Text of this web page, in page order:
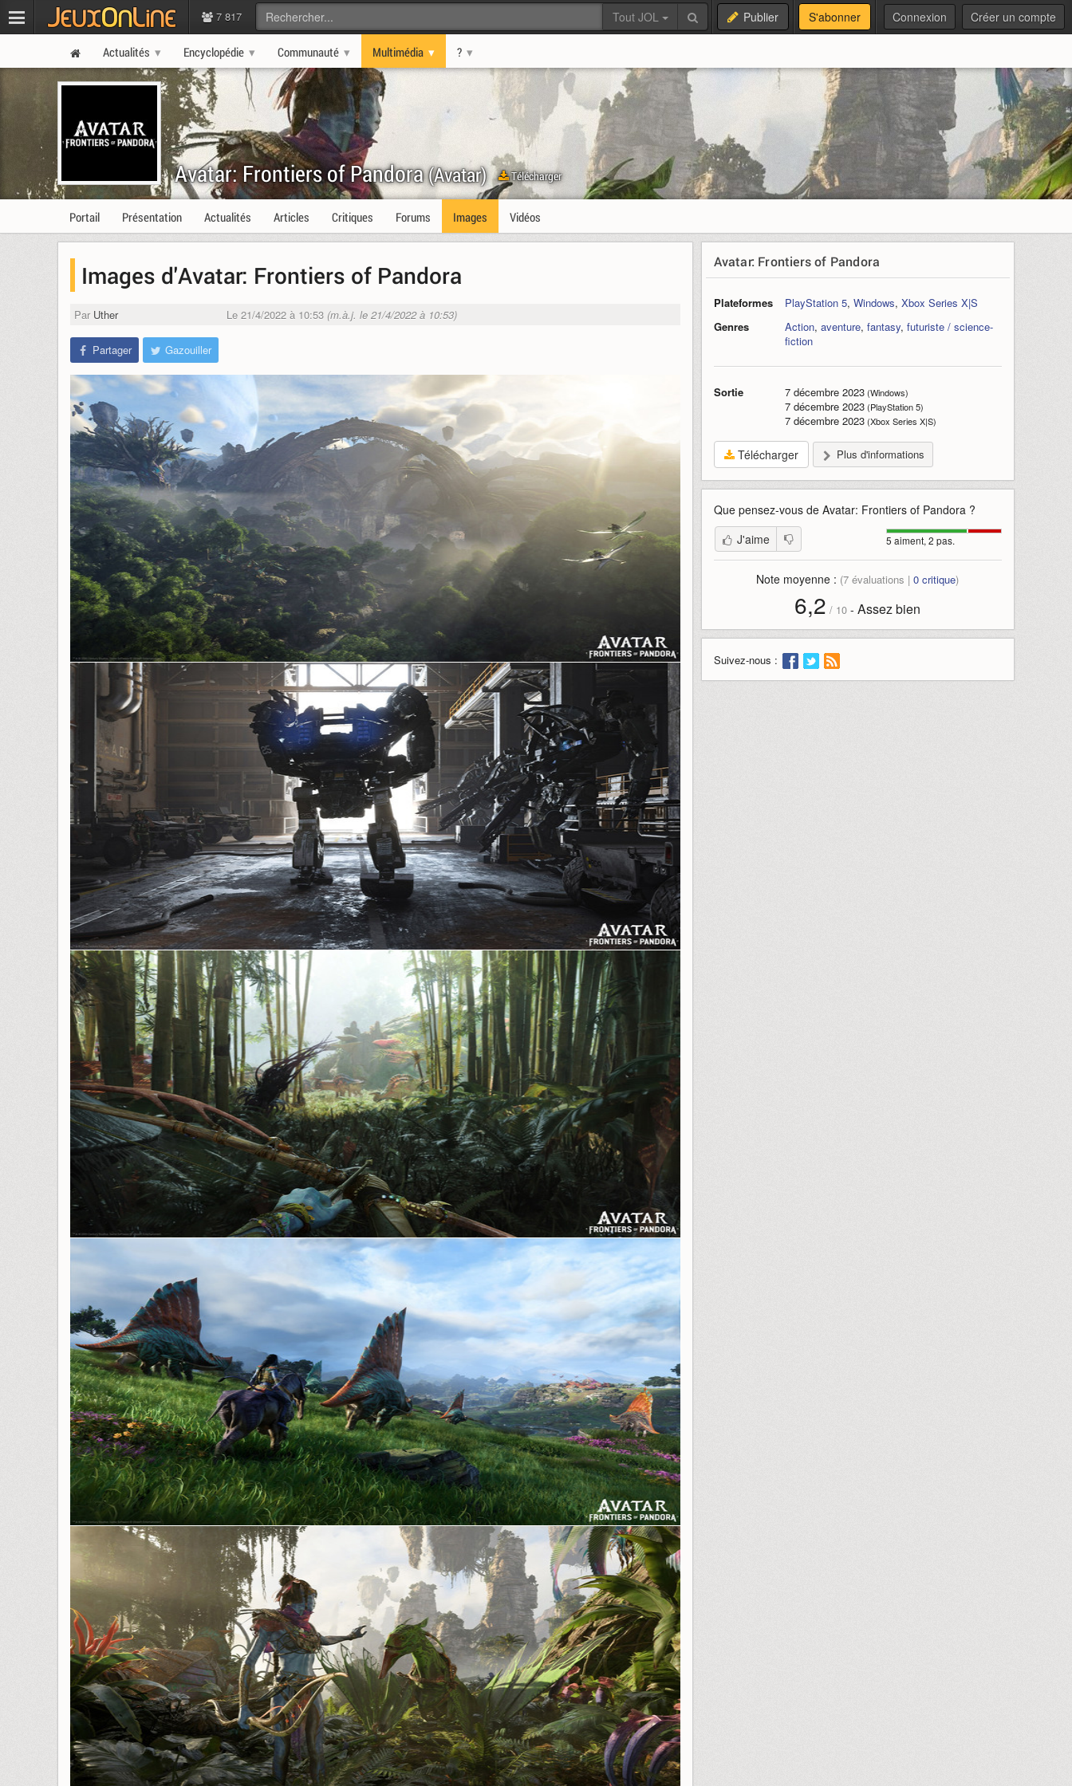
7 817 Tout JOL Publier S'abonner Connexion Créer un compte
Actualités Encyclopédie Communauté Multimédia ?
Avatar: Frontiers of Pandora(Avatar) Télécharger
Portail Présentation Actualités Articles Critiques Forums Images Vidéos
Images d'Avatar: Frontiers of Pandora
Par Uther Le 21/4/2022 à 10:53 (m.à.j. le 21/4/2022 à 10:53)
Partager Gazouiller
Avatar: Frontiers of Pandora
Plateformes PlayStation 5, Windows, Xbox Series X|S
Genres
Action, aventure, fantasy, futuriste / science-
fiction
Sortie 7 décembre 2023(Windows)
7 décembre 2023(PlayStation 5)
7 décembre 2023(Xbox Series X|S)
Télécharger Plus d'informations
Que pensez-vous de Avatar: Frontiers of Pandora?
5 aiment, 2 pas.
J'aime
Note moyenne : (7 évaluations |0 critique)
6,2 / 10 -Assez bien
Suivez-nous :